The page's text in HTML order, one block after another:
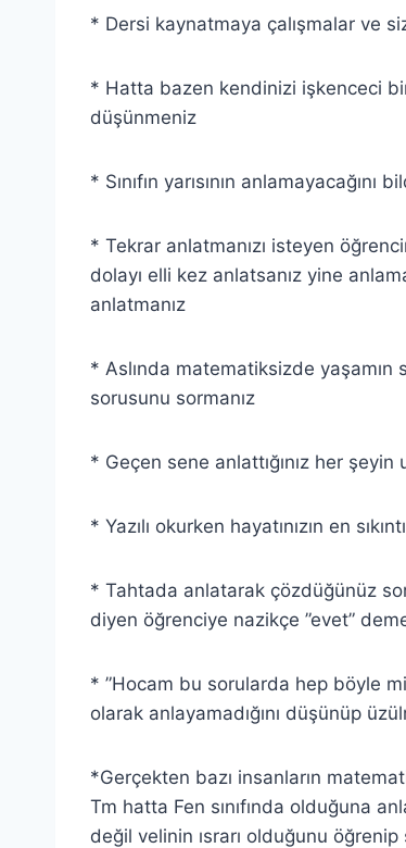
* Dersi kaynatmaya çalışmalar ve
* Hatta bazen kendinizi işkenceci
düşünmeniz
* Sınıfın yarısının
* Tekrar anlatmanızı isteyen
dolayı elli kez anlatsanız yine
anlatmanız
* Aslında matematiksizde yaşamın
sorusunu sormanız
* Geçen sene anlattığınız her şeyin
* Yazılı okurken hayatınızın en
* Tahtada anlatarak çözdüğünüz
diyen öğrenciye nazikçe ”evet”
* ”Hocam bu sorularda hep böyle
olarak anlayamadığını düşünüp
*Gerçekten bazı insanların
Tm hatta Fen sınıfında olduğuna
değil velinin ısrarı olduğunu